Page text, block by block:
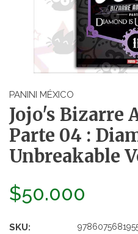
PANINI MÉXICO
Jojo's Bizarre
Parte 04 :
Unbreakable
$50.000
SKU: